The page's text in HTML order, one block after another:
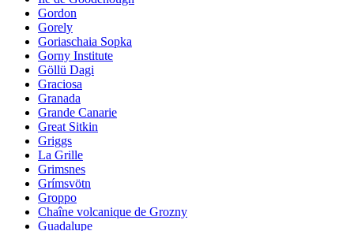
Gordon
Gorely
Goriaschaia Sopka
Gorny Institute
Göllü Dagi
Graciosa
Granada
Grande Canarie
Great Sitkin
Griggs
La Grille
Grimsnes
Grímsvötn
Groppo
Chaîne volcanique de Grozny
Guadalupe